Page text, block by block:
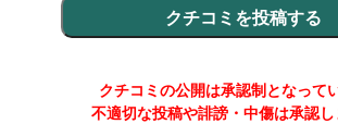
クチコミの公開は承認制となって
不適切な投稿や誹謗・中傷は承認し